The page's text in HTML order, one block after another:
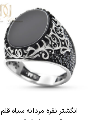
انگشتر نقره مردانه سیاه قلم